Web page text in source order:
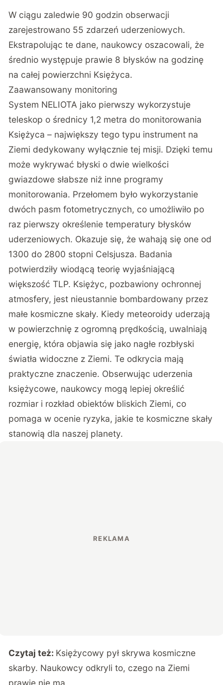
W ciągu zaledwie 90 godzin obserwacji
zarejestrowano 55 zdarzeń uderzeniowych.
Ekstrapolując te dane, naukowcy oszacowali, że
średnio występuje prawie 8 błysków na godzinę
na całej powierzchni Księżyca.
Zaawansowany monitoring
System NELIOTA jako pierwszy wykorzystuje
teleskop o średnicy 1,2 metra do monitorowania
Księżyca – największy tego typu instrument na
Ziemi dedykowany wyłącznie tej misji. Dzięki temu
może wykrywać błyski o dwie wielkości
gwiazdowe słabsze niż inne programy
monitorowania. Przełomem było wykorzystanie
dwóch pasm fotometrycznych, co umożliwiło po
raz pierwszy określenie temperatury błysków
uderzeniowych. Okazuje się, że wahają się one od
1300 do 2800 stopni Celsjusza. Badania
potwierdziły wiodącą teorię wyjaśniającą
większość TLP. Księżyc, pozbawiony ochronnej
atmosfery, jest nieustannie bombardowany przez
małe kosmiczne skały. Kiedy meteoroidy uderzają
w powierzchnię z ogromną prędkością, uwalniają
energię, która objawia się jako nagłe rozbłyski
światła widoczne z Ziemi. Te odkrycia mają
praktyczne znaczenie. Obserwując uderzenia
księżycowe, naukowcy mogą lepiej określić
rozmiar i rozkład obiektów bliskich Ziemi, co
pomaga w ocenie ryzyka, jakie te kosmiczne skały
stanowią dla naszej planety.
Czytaj też: Księżycowy pył skrywa kosmiczne
skarby. Naukowcy odkryli to, czego na Ziemi
prawie nie ma